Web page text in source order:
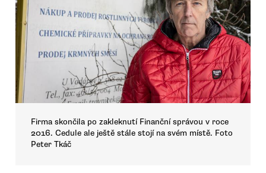
Firma skončila po zakleknutí Finanční správou v roce
2016. Cedule ale ještě stále stojí na svém místě. Foto
Peter Tkáč